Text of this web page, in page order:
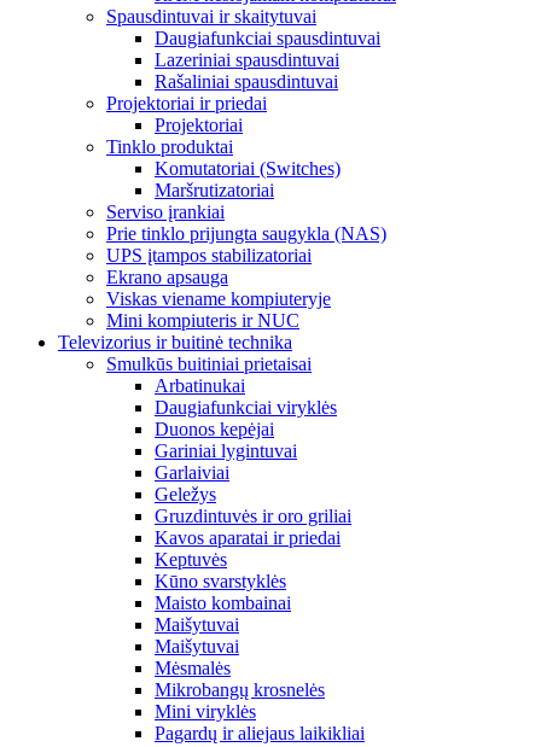
Spausdintuvai ir skaitytuvai
Daugiafunkciai spausdintuvai
Lazeriniai spausdintuvai
Rašaliniai spausdintuvai
Projektoriai ir priedai
Projektoriai
Tinklo produktai
Komutatoriai (Switches)
Maršrutizatoriai
Serviso įrankiai
Prie tinklo prijungta saugykla (NAS)
UPS įtampos stabilizatoriai
Ekrano apsauga
Viskas viename kompiuteryje
Mini kompiuteris ir NUC
Televizorius ir buitinė technika
Smulkūs buitiniai prietaisai
Arbatinukai
Daugiafunkciai viryklės
Duonos kepėjai
Gariniai lygintuvai
Garlaiviai
Geležys
Gruzdintuvės ir oro griliai
Kavos aparatai ir priedai
Keptuvės
Kūno svarstyklės
Maisto kombainai
Maišytuvai
Maišytuvai
Mėsmalės
Mikrobangų krosnelės
Mini viryklės
Pagardų ir aliejaus laikikliai